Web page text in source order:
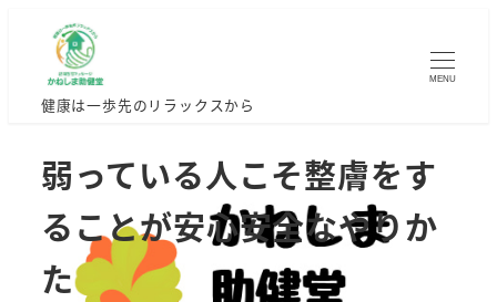
健康は一歩先のリラックスから
MENU
弱っている人こそ整膚をす
ることが安心安全なやりか
た